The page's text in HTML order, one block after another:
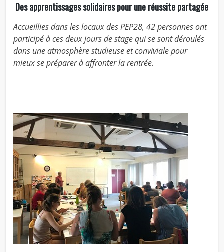
Des apprentissages solidaires pour une réussite partagée
Accueillies dans les locaux des PEP28, 42 personnes ont
participé à ces deux jours de stage qui se sont déroulés
dans une atmosphère studieuse et conviviale pour
mieux se préparer à affronter la rentrée.